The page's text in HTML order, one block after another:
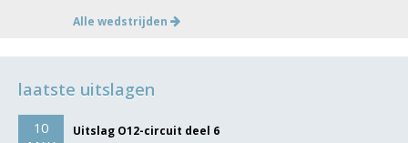
Alle wedstrijden
laatste uitslagen
10
Uitslag O12-circuit deel 6